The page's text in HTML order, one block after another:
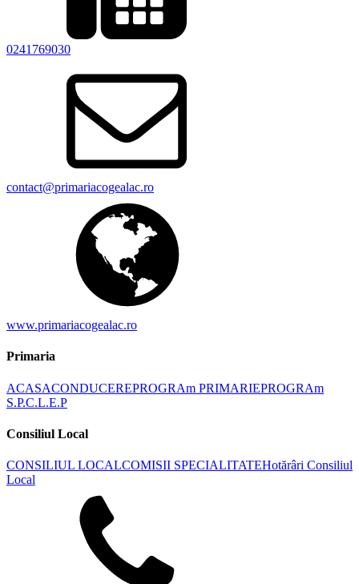
0241769030
contact@primariacogealac.ro
www.primariacogealac.ro
Primaria
ACASACONDUCEREPROGRAm PRIMARIEPROGRAm
S.P.C.L.E.P
Consiliul Local
CONSILIUL LOCALCOMISII SPECIALITATEHotărâri Consiliul
Local